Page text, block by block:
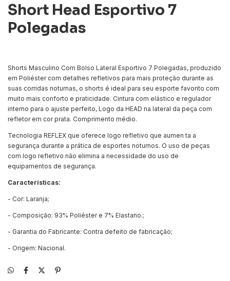
Short Head Esportivo 7
Polegadas
Shorts Masculino Com Bolso Lateral Esportivo 7 Polegadas, produzido
em Poliéster com detalhes refletivos para mais proteção durante as
suas corridas noturnas, o shorts é ideal para seu esporte favorito com
muito mais conforto e praticidade. Cintura com elástico e regulador
interno para o ajuste perfeito, Logo da HEAD na lateral da peça com
refletor em cor prata. Comprimento médio.
Tecnologia REFLEX que oferece logo refletivo que aumen ta a
segurança durante a prática de esportes noturnos. O uso de peças
com logo refletivo não elimina a necessidade do uso de
equipamentos de segurança.
Características:
- Cor: Laranja;
- Composição: 93% Poliéster e 7% Elastano.;
- Garantia do Fabricante: Contra defeito de fabricação;
- Origem: Nacional.